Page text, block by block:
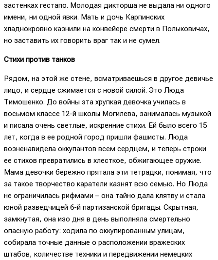
застенках гестапо. Молодая дикторша не выдала ни одного
имени, ни одной явки. Мать и дочь Карпинских
хладнокровно казнили на конвейере смерти в Полыковичах,
но заставить их говорить враг так и не сумел.
Стихи против танков
Рядом, на этой же стене, всматриваешься в другое девичье
лицо, и сердце сжимается с новой силой. Это Люда
Тимошенко. До войны эта хрупкая девочка училась в
восьмом классе 12-й школы Могилева, занималась музыкой
и писала очень светлые, искренние стихи. Ей было всего 15
лет, когда в ее родной город пришли фашисты. Люда
возненавидела оккупантов всем сердцем, и теперь строки
ее стихов превратились в хлесткое, обжигающее оружие.
Мама девочки бережно прятала эти тетрадки, понимая, что
за такое творчество каратели казнят всю семью. Но Люда
не ограничилась рифмами – она тайно дала клятву и стала
юной разведчицей 6-й партизанской бригады. Скрытная,
замкнутая, она изо дня в день выполняла смертельно
опасную работу: ходила по оккупированным улицам,
собирала точные данные о расположении вражеских
штабов, количестве техники и передвижении немецких